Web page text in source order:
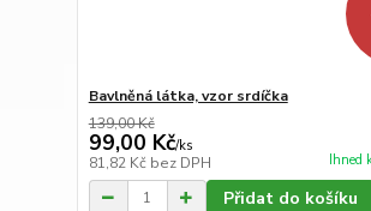
Bavlněná látka, vzor srdíčka
139,00 Kč
99,00 Kč/ks
81,82 Kč bez DPH
Přidat do košíku